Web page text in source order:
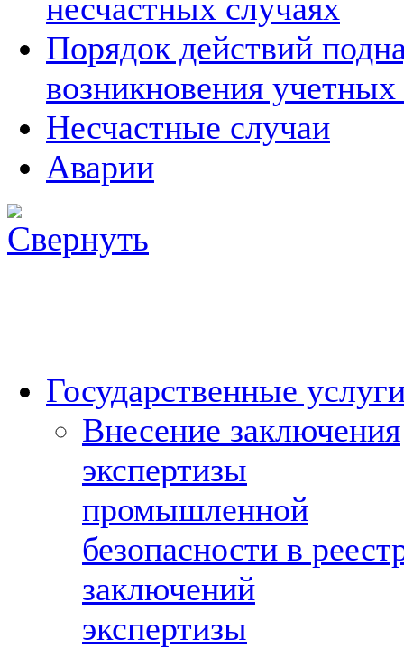
несчастных случаях
Порядок действий
возникновения
Несчастные случаи
Аварии
Государственные
Внесение заключения
экспертизы
промышленной
безопасности в
заключений
экспертизы